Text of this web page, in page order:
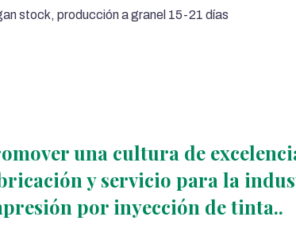
stock, producción a granel 15-21 días
una cultura de
y servicio para la
por inyección de tinta..